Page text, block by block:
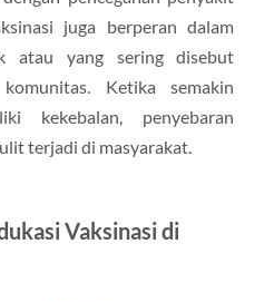
juga berperan dalam
atau yang sering disebut
Ketika semakin
kekebalan, penyebaran
terjadi di masyarakat.
Vaksinasi di